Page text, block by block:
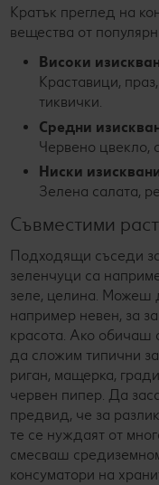
Кратък преглед на
вещества от
Високи
Краставици,
тиквички.
Средни
Червено цвекло,
Ниски
Зелена салата,
Съвместими
Подходящи съседи
зеленчуци са
зеле, целина. Можеш
например невен, за
красота. Ако обичаш
да сложим типични
риган, мащерка,
червен пипер. Да
предвид, че за
те се нуждаят от
смесваш
консуматори на